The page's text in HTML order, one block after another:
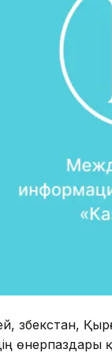
Өзбекстан,
өнерпаздары